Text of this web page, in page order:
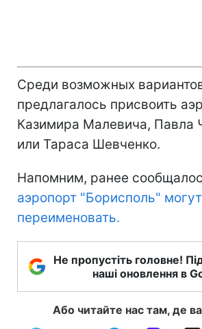
Среди возможных
предлагалось присвоить
Казимира Малевича, Павла
или Тараса Шевченко.
Напомним, ранее
аэропорт "Борисполь" могут
переименовать.
Не пропустіть головне!
наші оновлення в
Або читайте нас там, де